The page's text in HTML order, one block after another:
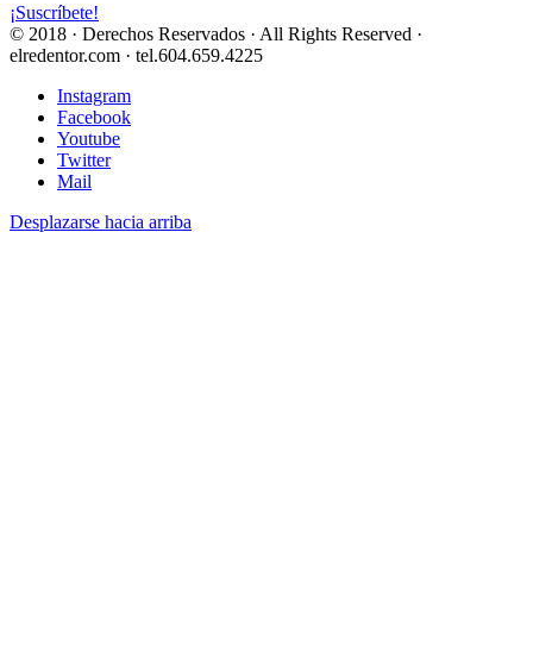
¡Suscríbete!
© 2018 · Derechos Reservados · All Rights Reserved ·
elredentor.com · tel.604.659.4225
Instagram
Facebook
Youtube
Twitter
Mail
Desplazarse hacia arriba